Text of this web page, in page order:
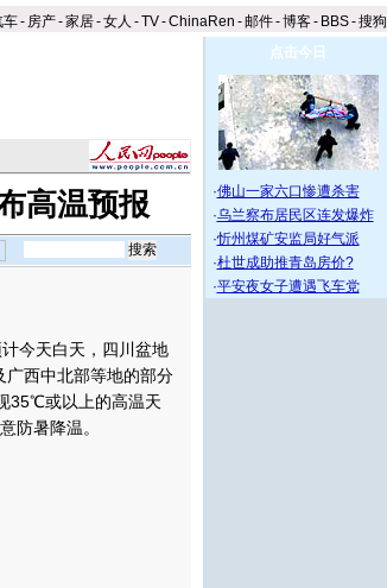
车- 房产-家居-女人 -TV-ChinaRen -邮件-博客- BBS-搜狗
高温预报
今天白天，四川盆地
广西中北部等地的部分
35℃或以上的高温天
防暑降温。
点击今日
·佛山一家六口惨遭杀害
·乌兰察布居民区连发爆炸
·忻州煤矿安监局好气派
·杜世成助推青岛房价?
·平安夜女子遭遇飞车党